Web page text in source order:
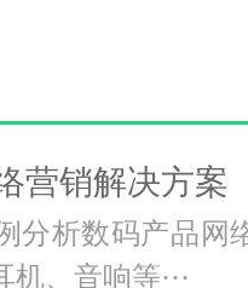
营销解决方案
分析数码产品网
、音响等···